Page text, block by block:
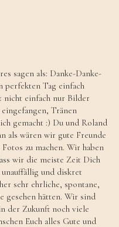
sagen als: Danke-Danke-
perfekten Tag einfach
nicht einfach nur Bilder
Tränen
gemacht :) Du und Roland
als wären wir gute Freunde
zu machen. Wir haben
wir die meiste Zeit Dich
und diskret
sehr ehrliche, spontane,
gesehen hätten. Wir sind
der Zukunft noch viele
Euch alles Gute und